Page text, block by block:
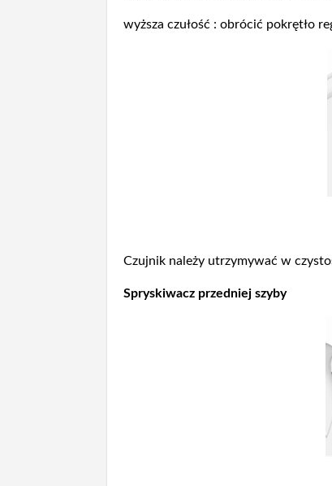
wyższa czułość : obrócić pokrętło
Czujnik należy utrzymywać w
Spryskiwacz przedniej szyby